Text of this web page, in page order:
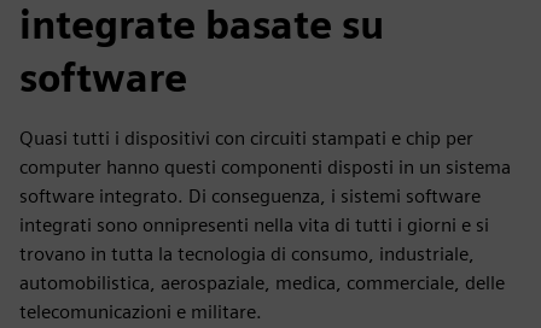
integrate basate su
software
Quasi tutti i dispositivi con circuiti stampati e chip per
computer hanno questi componenti disposti in un sistema
software integrato. Di conseguenza, i sistemi software
integrati sono onnipresenti nella vita di tutti i giorni e si
trovano in tutta la tecnologia di consumo, industriale,
automobilistica, aerospaziale, medica, commerciale, delle
telecomunicazioni e militare.